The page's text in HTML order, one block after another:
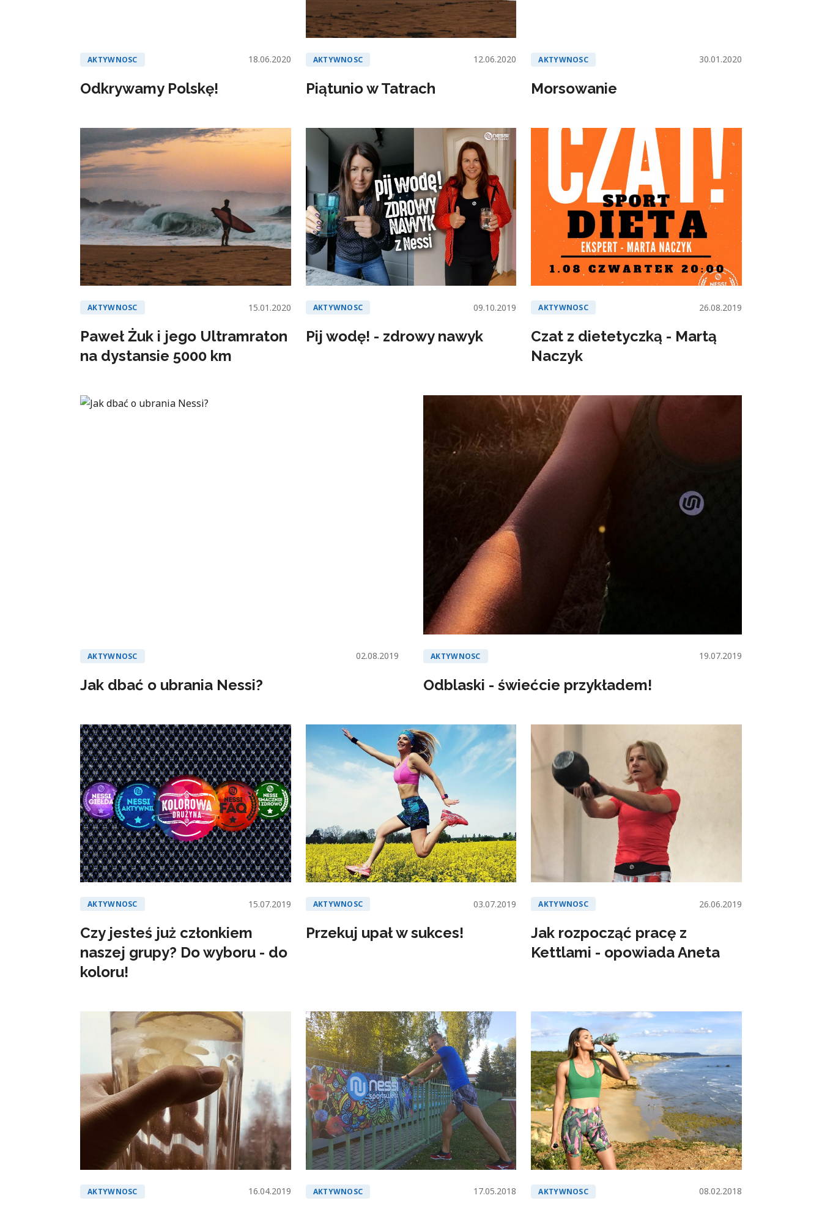
AKTYWNOSC 18.06.2020
Odkrywamy Polskę!
AKTYWNOSC 12.06.2020
Piątunio w Tatrach
AKTYWNOSC 30.01.2020
Morsowanie
AKTYWNOSC 15.01.2020
Paweł Żuk i jego Ultramraton
na dystansie 5000 km
AKTYWNOSC 09.10.2019
Pij wodę! - zdrowy nawyk
AKTYWNOSC 26.08.2019
Czat z dietetyczką - Martą
Naczyk
AKTYWNOSC 02.08.2019
Jak dbać o ubrania Nessi?
AKTYWNOSC 19.07.2019
Odblaski - świećcie przykładem!
AKTYWNOSC 15.07.2019
Czy jesteś już członkiem
naszej grupy? Do wyboru - do
koloru!
AKTYWNOSC 03.07.2019
Przekuj upał w sukces!
AKTYWNOSC 26.06.2019
Jak rozpocząć pracę z
Kettlami - opowiada Aneta
AKTYWNOSC 16.04.2019 AKTYWNOSC 17.05.2018 AKTYWNOSC 08.02.2018